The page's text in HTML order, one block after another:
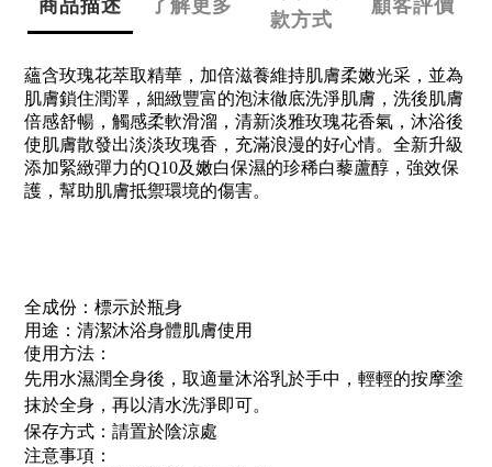
款方式
蘊含玫瑰花萃取精華，加倍滋養維持肌膚柔嫩光采，並為
肌膚鎖住潤澤，細緻豐富的泡沫徹底洗淨肌膚，洗後肌膚
倍感舒暢，觸感柔軟滑溜，清新淡雅玫瑰花香氣，沐浴後
使肌膚散發出淡淡玫瑰香，充滿浪漫的好心情。 全新升級
添加緊緻彈力的Q10及嫩白保濕的珍稀白藜蘆醇，強效保
護，幫助肌膚抵禦環境的傷害。
全成份：標示於瓶身
用途：清潔沐浴身體肌膚使用
使用方法：
先用水濕潤全身後，取適量沐浴乳於手中，輕輕的按摩塗
抹於全身，再以清水洗淨即可。
保存方式：請置於陰涼處
注意事項：